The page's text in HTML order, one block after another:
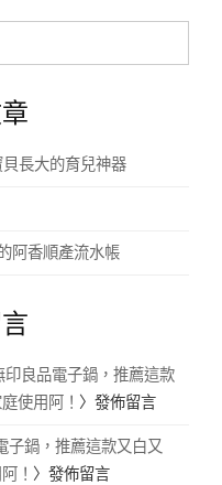
長大的育兒神器
阿香順產流水帳
印良品電子鍋，推薦這款
使用阿！ 〉發佈留言
子鍋，推薦這款又白又
！ 〉發佈留言